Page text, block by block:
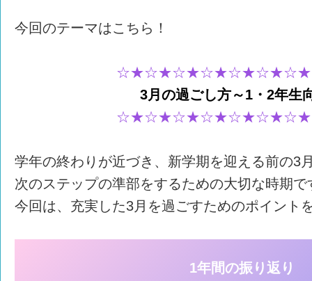
今回のテーマはこちら！
3月の過ごし方～1・2年生
学年の終わりが近づき、新学期を迎える前の3
次のステップの準部をするための大切な時期で
今回は、充実した3月を過ごすためのポイント
1年間の振り返り